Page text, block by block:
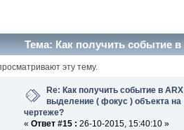
Тема: Как получить событие
раз)эту тему.
Re: Как получить событие в ARX
выделение ( фокус ) объекта на
чертеже?
« Ответ #15 : 26-10-2015, 15:40:10 »